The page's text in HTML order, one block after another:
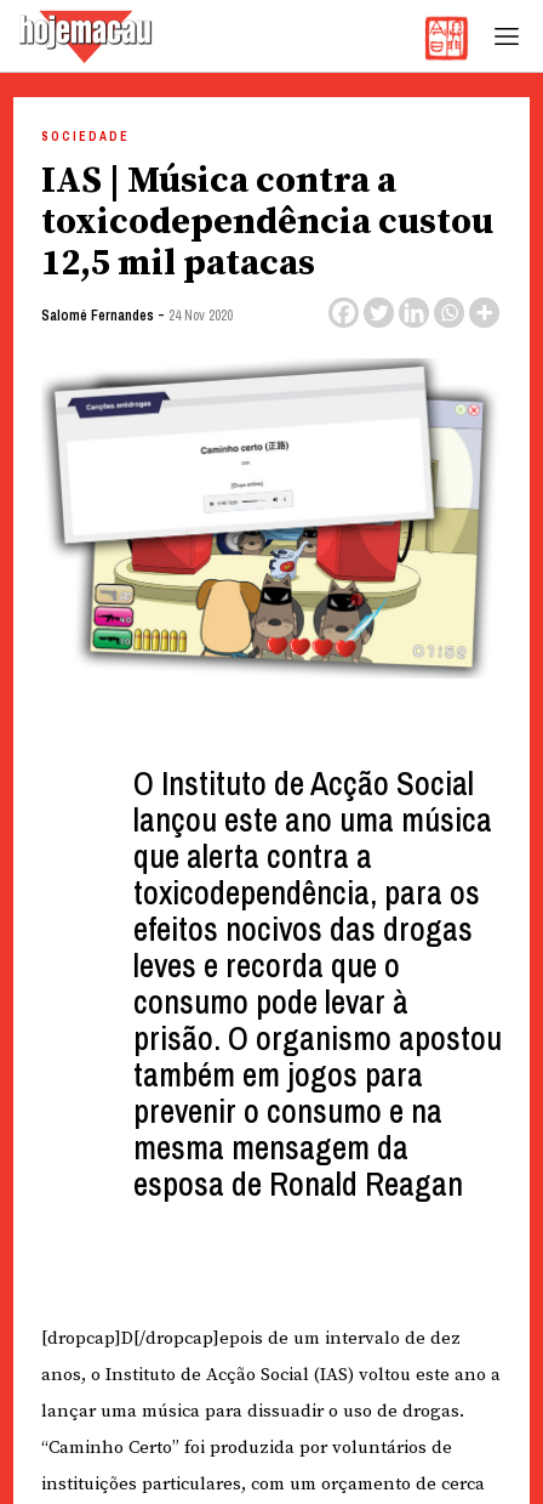
content
SOCIEDADE
IAS | Música contra a
toxicodependência custou
12,5 mil patacas
Salomé Fernandes - 24 Nov 2020
O Instituto de Acção Social
lançou este ano uma música
que alerta contra a
toxicodependência, para os
efeitos nocivos das drogas
leves e recorda que o
consumo pode levar à
prisão. O organismo apostou
também em jogos para
prevenir o consumo e na
mesma mensagem da
esposa de Ronald Reagan
[dropcap]D[/dropcap]epois de um intervalo de dez
anos, o Instituto de Acção Social (IAS) voltou este ano a
lançar uma música para dissuadir o uso de drogas.
“Caminho Certo” foi produzida por voluntários de
instituições particulares, com um orçamento de cerca